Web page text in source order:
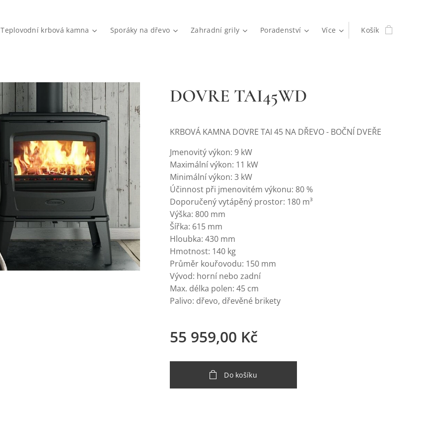
Teplovodní krbová kamna Sporáky na dřevo Zahradní grily Poradenství Více Košík
DOVRE TAI45WD
KRBOVÁ KAMNA DOVRE TAI 45 NA DŘEVO - BOČNÍ DVEŘE
Jmenovitý výkon: 9 kW
Maximální výkon: 11 kW
Minimální výkon: 3 kW
Účinnost při jmenovitém výkonu: 80 %
Doporučený vytápěný prostor: 180 m³
Výška: 800 mm
Šířka: 615 mm
Hloubka: 430 mm
Hmotnost: 140 kg
Průměr kouřovodu: 150 mm
Vývod: horní nebo zadní
Max. délka polen: 45 cm
Palivo: dřevo, dřevěné brikety
55 959,00 Kč
Do košíku